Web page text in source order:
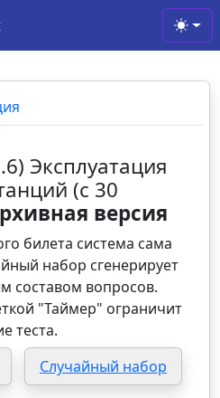
Эксплуатация
(с 30
версия
билета система сама
набор сгенерирует
составом вопросов.
"Таймер" ограничит
теста.
Случайный набор